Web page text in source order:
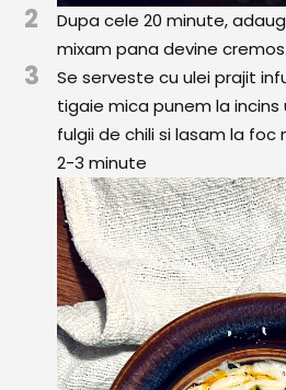
2
Dupa cele 20 minute,
mixam pana devine cremos.
3
Se serveste cu ulei prajit
tigaie mica punem la incins
fulgii de chili si lasam la
2-3 minute